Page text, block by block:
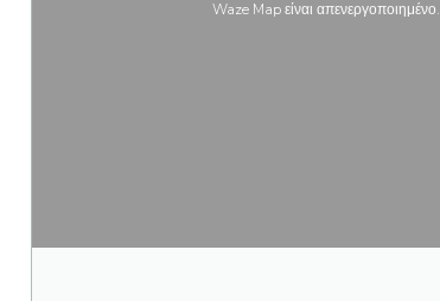
Waze Map είναι απενεργοποιημένο.